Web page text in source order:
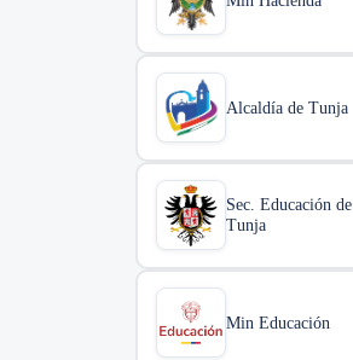
Alcaldía de Tunja
Sec. Educación de
Tunja
Min Educación